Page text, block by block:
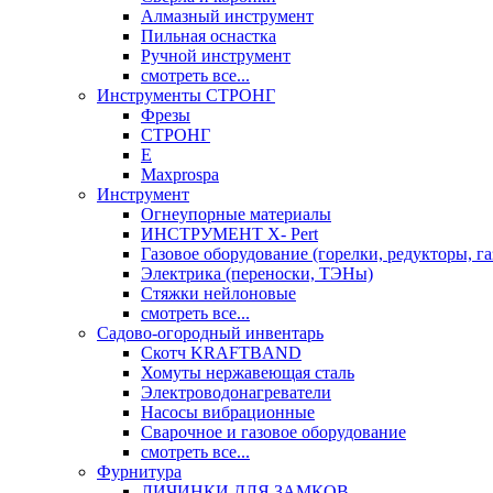
Алмазный инструмент
Пильная оснастка
Ручной инструмент
смотреть все...
Инструменты СТРОНГ
Фрезы
СТРОНГ
Е
Maxprospa
Инструмент
Огнеупорные материалы
ИНСТРУМЕНТ X- Pert
Газовое оборудование (горелки, редукторы,
Электрика (переноски, ТЭНы)
Стяжки нейлоновые
смотреть все...
Садово-огородный инвентарь
Скотч KRAFTBAND
Хомуты нержавеющая сталь
Электроводонагреватели
Насосы вибрационные
Сварочное и газовое оборудование
смотреть все...
Фурнитура